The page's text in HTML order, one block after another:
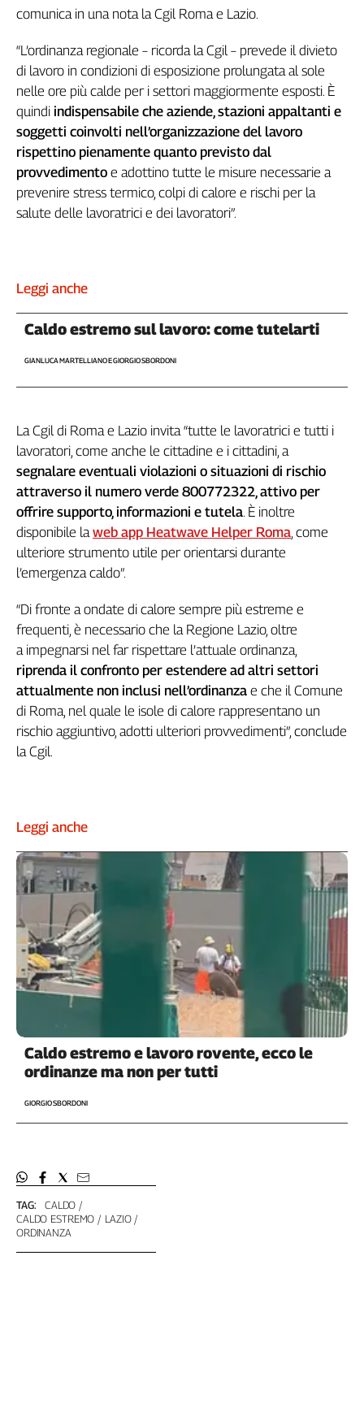
della
120
anni
Cgil
Collettiva
Academy
Collettiva
Play
Rubriche
Collettiva
Collettiva
Girasoli
Economica
It
Easy
Inserti
Idea
Diffusa
InFlai
Le
tv
Work
in
Progress
L'Italia
nel
Lavoro
Territori
Alto
Basilicata
Calabria
Emilia-
Romagna
Friuli
Venezia
Lombardia
Piemonte
Puglia
Sicilia
Trentino
Umbria
Valle
TAG:
CALDO
CALDO ESTREMO
LAZIO
ORDINANZA
comunica in una nota la Cgil Roma e Lazio.
“L’ordinanza regionale – ricorda la Cgil – prevede il divieto
di lavoro in condizioni di esposizione prolungata al sole
nelle ore più calde per i settori maggiormente esposti. È
quindi indispensabile che aziende, stazioni appaltanti e
soggetti coinvolti nell’organizzazione del lavoro
rispettino pienamente quanto previsto dal
provvedimento e adottino tutte le misure necessarie a
prevenire stress termico, colpi di calore e rischi per la
salute delle lavoratrici e dei lavoratori”.
Leggi anche
Caldo estremo sul lavoro: come tutelarti
GIANLUCA MARTELLIANO E GIORGIO SBORDONI
La Cgil di Roma e Lazio invita “tutte le lavoratrici e tutti i
lavoratori, come anche le cittadine e i cittadini, a
segnalare eventuali violazioni o situazioni di rischio
attraverso il numero verde 800772322, attivo per
offrire supporto, informazioni e tutela. È inoltre
disponibile laweb app Heatwave Helper Roma, come
ulteriore strumento utile per orientarsi durante
l’emergenza caldo”.
“Di fronte a ondate di calore sempre più estreme e
frequenti, è necessario che la Regione Lazio, oltre
a impegnarsi nel far rispettare l’attuale ordinanza,
riprenda il confronto per estendere ad altri settori
attualmente non inclusi nell’ordinanza e che il Comune
di Roma, nel quale le isole di calore rappresentano un
rischio aggiuntivo, adotti ulteriori provvedimenti”, conclude
la Cgil.
Leggi anche
Caldo estremo e lavoro rovente, ecco le
ordinanze ma non per tutti
GIORGIO SBORDONI